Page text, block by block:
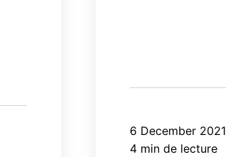
6 December 2021
4 min de lecture